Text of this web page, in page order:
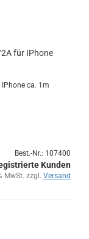
für IPho­ne
ca. 1m
Best.-Nr.: 107400
Kunden
MwSt. zzgl. Versand